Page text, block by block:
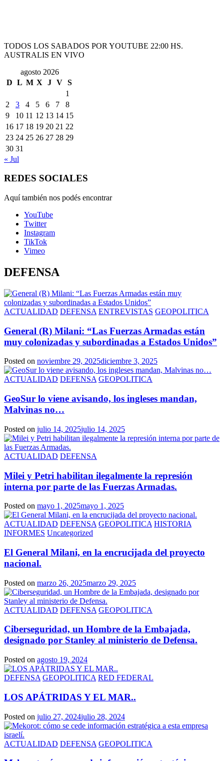
TODOS LOS SABADOS POR YOUTUBE 22:00 HS.
AUSTRALIS EN VIVO
agosto 2026
D L M X J V S
1
2
3 4 5 6 7
8
9
10 11 12 13 14 15
16 17 18 19 20 21 22
23 24 25 26 27 28 29
30 31
« Jul
REDES SOCIALES
Aquí también nos podés encontrar
YouTube
Twitter
Instagram
TikTok
Vimeo
DEFENSA
ACTUALIDAD DEFENSA ENTREVISTAS GEOPOLITICA
General (R) Milani: “Las Fuerzas Armadas están
muy colonizadas y subordinadas a Estados Unidos”
Posted on noviembre 29, 2025diciembre 3, 2025
ACTUALIDAD DEFENSA GEOPOLITICA
GeoSur lo viene avisando, los ingleses mandan,
Malvinas no…
Posted on julio 14, 2025julio 14, 2025
ACTUALIDAD DEFENSA
Milei y Petri habilitan ilegalmente la represión
interna por parte de las Fuerzas Armadas.
Posted on mayo 1, 2025mayo 1, 2025
ACTUALIDAD DEFENSA GEOPOLITICA HISTORIA
INFORMES Uncategorized
El General Milani, en la encrucijada del proyecto
nacional.
Posted on marzo 26, 2025marzo 29, 2025
ACTUALIDAD DEFENSA GEOPOLITICA
Ciberseguridad, un Hombre de la Embajada,
designado por Stanley al ministerio de Defensa.
Posted on agosto 19, 2024
DEFENSA GEOPOLITICA RED FEDERAL
LOS APÁTRIDAS Y EL MAR..
Posted on julio 27, 2024julio 28, 2024
ACTUALIDAD DEFENSA GEOPOLITICA